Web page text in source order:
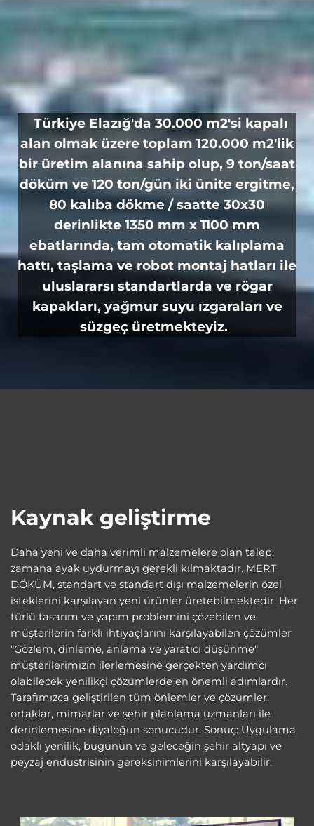
Türkiye Elazığ'da 30.000 m2'si kapalı
alan olmak üzere toplam 120.000 m2'lik
bir üretim alanına sahip olup, 9 ton/saat
döküm ve 120 ton/gün iki ünite ergitme,
80 kalıba dökme / saatte 30x30
derinlikte 1350 mm x 1100 mm
ebatlarında, tam otomatik kalıplama
hattı, taşlama ve robot montaj hatları ile
uluslararsı standartlarda ve rögar
kapakları, yağmur suyu ızgaraları ve
süzgeç üretmekteyiz.
Kaynak geliştirme
Daha yeni ve daha verimli malzemelere olan talep,
zamana ayak uydurmayı gerekli kılmaktadır. MERT
DÖKÜM, standart ve standart dışı malzemelerin özel
isteklerini karşılayan yeni ürünler üretebilmektedir. Her
türlü tasarım ve yapım problemini çözebilen ve
müşterilerin farklı ihtiyaçlarını karşılayabilen çözümler
"Gözlem, dinleme, anlama ve yaratıcı düşünme"
müşterilerimizin ilerlemesine gerçekten yardımcı
olabilecek yenilikçi çözümlerde en önemli adımlardır.
Tarafımızca geliştirilen tüm önlemler ve çözümler,
ortaklar, mimarlar ve şehir planlama uzmanları ile
derinlemesine diyaloğun sonucudur. Sonuç: Uygulama
odaklı yenilik, bugünün ve geleceğin şehir altyapı ve
peyzaj endüstrisinin gereksinimlerini karşılayabilir.